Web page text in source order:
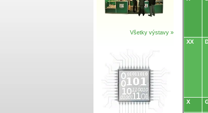
Všetky výstavy »
XX
X